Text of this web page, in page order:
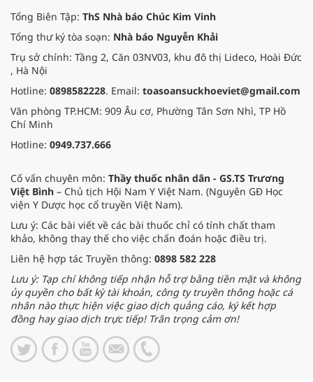
Tổng Biên Tập: ThS Nhà báo Chúc Kim Vinh
Tổng thư ký tòa soạn: Nhà báo Nguyễn Khải
Trụ sở chính: Tầng 2, Căn 03NV03, khu đô thị Lideco, Hoài Đức
, Hà Nội
Hotline: 0898582228. Email: toasoansuckhoeviet@gmail.com
Văn phòng TP.HCM: 909 Âu cơ, Phường Tân Sơn Nhì, TP Hồ
Chí Minh
Hotline: 0949.737.666
Cố vấn chuyên môn: Thầy thuốc nhân dân - GS.TS Trương
Việt Bình – Chủ tịch Hội Nam Y Việt Nam. (Nguyên GĐ Học
viện Y Dược học cổ truyền Việt Nam).
Lưu ý: Các bài viết về các bài thuốc chỉ có tính chất tham
khảo, không thay thế cho việc chẩn đoán hoặc điều trị.
Liên hệ hợp tác Truyền thông: 0898 582 228
Lưu ý: Tạp chí không tiếp nhận hỗ trợ bằng tiền mặt và không
ủy quyền cho bất kỳ tài khoản, công ty truyền thông hoặc cá
nhân nào thực hiện việc giao dịch quảng cáo, ký kết hợp
đồng hay giao dịch trực tiếp! Trân trọng cảm ơn!